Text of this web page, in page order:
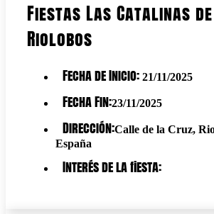
Fiestas Las Catalinas de
Riolobos
Fecha de Inicio: 21/11/2025
Fecha Fin:23/11/2025
Dirección:Calle de la Cruz,
España
Interés de la fiesta: